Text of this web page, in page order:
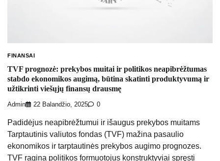
FINANSAI
TVF prognozė: prekybos muitai ir politikos neapibrėžtumas
stabdo ekonomikos augimą, būtina skatinti produktyvumą ir
užtikrinti viešųjų finansų drausmę
Admin 22 Balandžio, 2025 0
Padidėjus neapibrėžtumui ir išaugus prekybos muitams
Tarptautinis valiutos fondas (TVF) mažina pasaulio
ekonomikos ir tarptautinės prekybos augimo prognozes.
TVF ragina politikos formuotojus konstruktyviai spręsti